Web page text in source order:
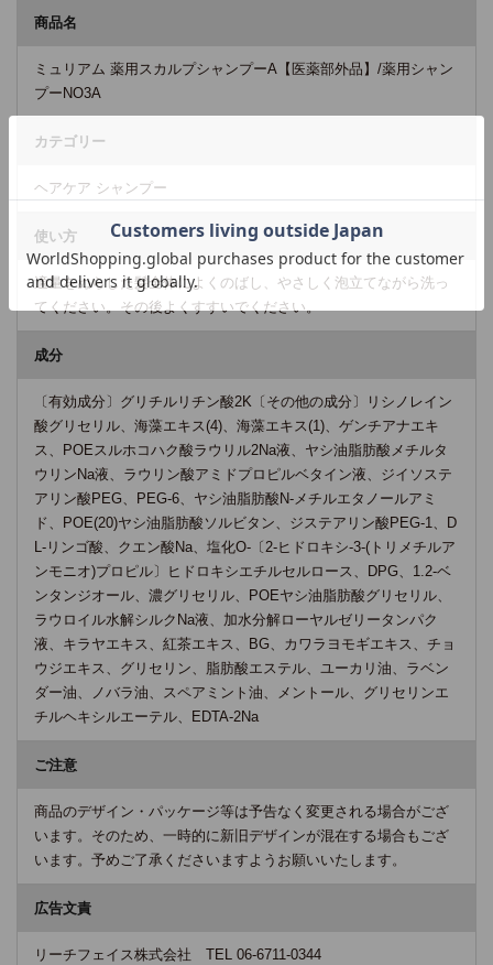
商品名
ミュリアム 薬用スカルプシャンプーA【医薬部外品】/薬用シャン
プーNO3A
カテゴリー
ヘアケア シャンプー
使い方
適量をぬらした髪全体によくのばし、やさしく泡立てながら洗っ
てください。その後よくすすいでください。
成分
〔有効成分〕グリチルリチン酸2K〔その他の成分〕リシノレイン
酸グリセリル、海藻エキス(4)、海藻エキス(1)、ゲンチアナエキ
ス、POEスルホコハク酸ラウリル2Na液、ヤシ油脂肪酸メチルタ
ウリンNa液、ラウリン酸アミドプロピルベタイン液、ジイソステ
アリン酸PEG、PEG-6、ヤシ油脂肪酸N-メチルエタノールアミ
ド、POE(20)ヤシ油脂肪酸ソルビタン、ジステアリン酸PEG-1、D
L-リンゴ酸、クエン酸Na、塩化O-〔2-ヒドロキシ-3-(トリメチルア
ンモニオ)プロピル〕ヒドロキシエチルセルロース、DPG、1.2-ベ
ンタンジオール、濃グリセリル、POEヤシ油脂肪酸グリセリル、
ラウロイル水解シルクNa液、加水分解ローヤルゼリータンパク
液、キラヤエキス、紅茶エキス、BG、カワラヨモギエキス、チョ
ウジエキス、グリセリン、脂肪酸エステル、ユーカリ油、ラベン
ダー油、ノバラ油、スペアミント油、メントール、グリセリンエ
チルヘキシルエーテル、EDTA-2Na
ご注意
商品のデザイン・パッケージ等は予告なく変更される場合がござ
います。そのため、一時的に新旧デザインが混在する場合もござ
います。予めご了承くださいますようお願いいたします。
広告文責
リーチフェイス株式会社 TEL 06-6711-0344